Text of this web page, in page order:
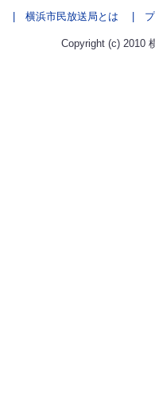
| 横浜市民放送局とは | プ
Copyright (c) 2010